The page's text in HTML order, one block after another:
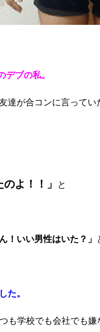
ブの私。
達が合コンに言ってい
よ！！」 と
！いい男性はいた？」
た。
も学校でも会社でも